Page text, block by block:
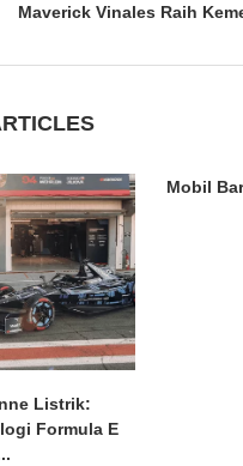
Maverick Vinales Raih
Listrik:
Formula E
Mobil